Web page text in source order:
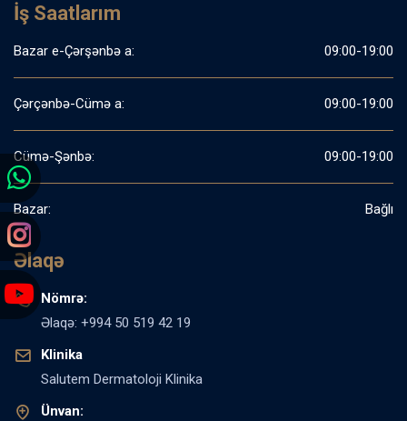
İş Saatlarım
Bazar e-Çərşənbə a: 09:00-19:00
Çərçənbə-Cümə a: 09:00-19:00
Cümə-Şənbə: 09:00-19:00
Bazar: Bağlı
Əlaqə
Nömrə:
Əlaqə: +994 50 519 42 19
Klinika
Salutem Dermatoloji Klinika
Ünvan: